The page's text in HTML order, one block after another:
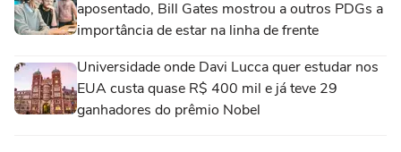
aposentado, Bill Gates mostrou a outros PDGs a
importância de estar na linha de frente
Universidade onde Davi Lucca quer estudar nos
EUA custa quase R$ 400 mil e já teve 29
ganhadores do prêmio Nobel